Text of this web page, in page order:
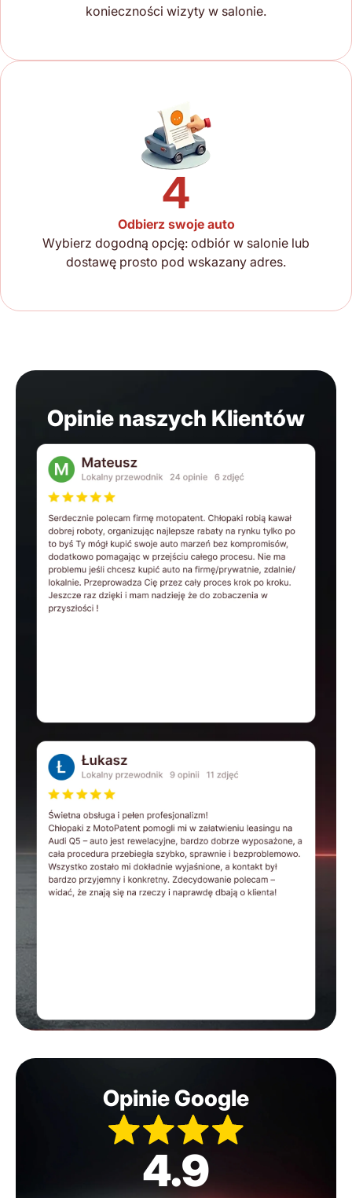
konieczności wizyty w salonie.
4
Odbierz swoje auto
Wybierz dogodną opcję: odbiór w salonie lub
dostawę prosto pod wskazany adres.
Opinie naszych Klientów
Opinie Google
4.9